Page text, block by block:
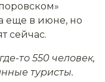
еще в июне, но
сейчас.
то 550 человек,
туристы.